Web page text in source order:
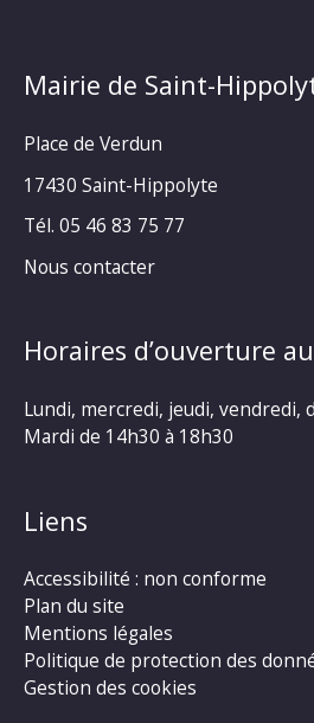
Mairie de Saint-
Place de Verdun
17430 Saint-Hippolyte
Tél. 05 46 83 75 77
Nous contacter
Horaires d’ouverture
Lundi, mercredi, jeudi, vendredi,
Mardi de 14h30 à 18h30
Liens
Accessibilité : non conforme
Plan du site
Mentions légales
Politique de protection des
Gestion des cookies